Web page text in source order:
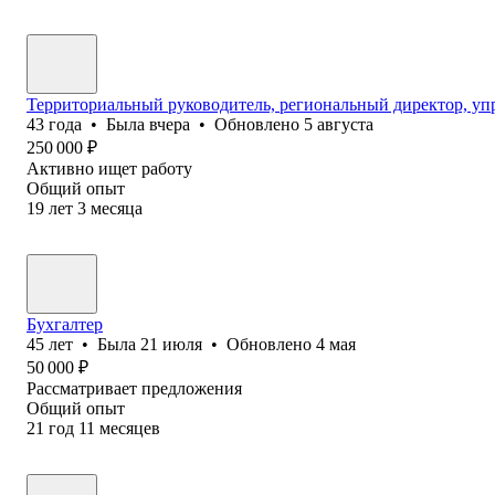
Территориальный руководитель, региональный директор,
43 года • Была вчера • Обновлено 5 августа
250 000 ₽
Активно ищет работу
Общий опыт
19 лет 3 месяца
Бухгалтер
45 лет • Была 21 июля • Обновлено 4 мая
50 000 ₽
Рассматривает предложения
Общий опыт
21 год 11 месяцев